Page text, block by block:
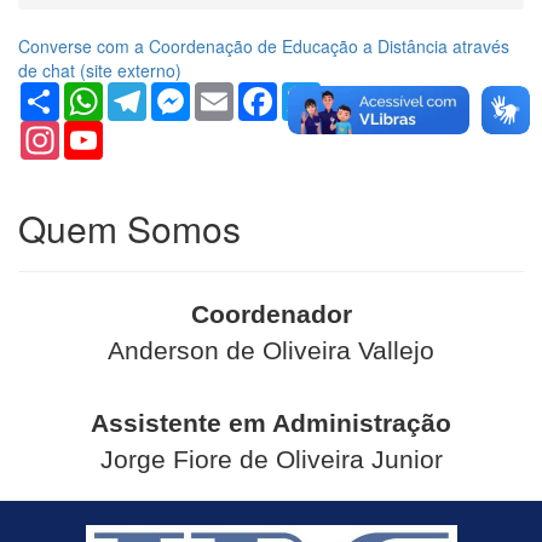
Converse com a Coordenação de Educação a Distância através
de chat (site externo)
Share WhatsAppTelegramMessenger
Email Facebook
Twitter
Instagram
Quem Somos
Coordenador
Anderson de Oliveira Vallejo
Assistente em Administração
Jorge Fiore de Oliveira Junior